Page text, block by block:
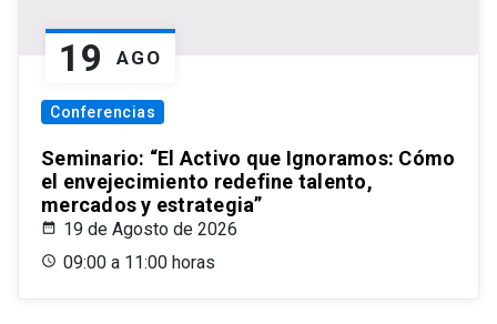
19 AGO
Conferencias
Seminario: “El Activo que Ignoramos: Cómo
el envejecimiento redefine talento,
mercados y estrategia”
19 de Agosto de 2026
09:00 a 11:00 horas